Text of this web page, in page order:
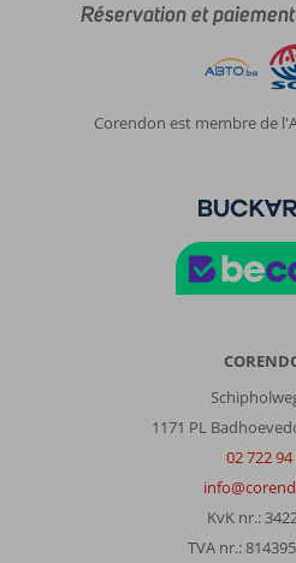
Réservation et
Corendon est membre de
1171 PL
02 722 94
KvK nr.:
TVA nr.: